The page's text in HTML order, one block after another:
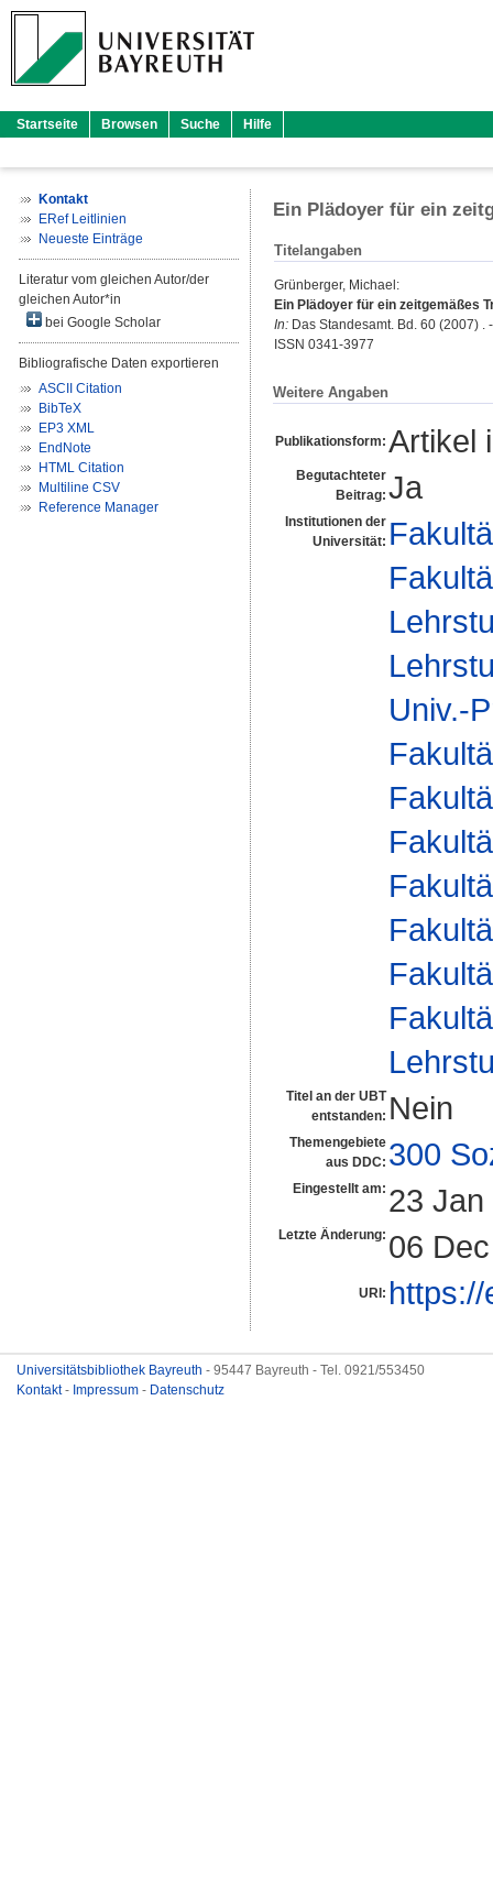
Startseite Browsen Suche Hilfe
Kontakt
ERef Leitlinien
Neueste Einträge
Literatur vom gleichen Autor/der
gleichen Autor*in
bei Google Scholar
Bibliografische Daten exportieren
ASCII Citation
BibTeX
EP3 XML
EndNote
HTML Citation
Multiline CSV
Reference Manager
Ein Plädoyer für ein
Titelangaben
Grünberger, Michael :
Ein Plädoyer für ein zeitgemäßes
In: Das Standesamt. Bd. 60 (2007) .
ISSN 0341-3977
Weitere Angaben
Publikationsform: Artikel
Begutachteter
Beitrag: Ja
Institutionen der
Universität:
Univ.-
Titel an der UBT
entstanden: Nein
Themengebiete
aus DDC: 300
Eingestellt am: 23
Letzte Änderung: 06
URI:
Universitätsbibliothek Bayreuth - 95447 Bayreuth - Tel. 0921/553450
Kontakt- Impressum - Datenschutz